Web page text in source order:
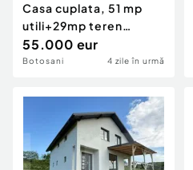
Casa cuplata, 51 mp
utili+29mp teren
pentru garaj, curte com
55.000 eur
Botosani 4 zile în urmă